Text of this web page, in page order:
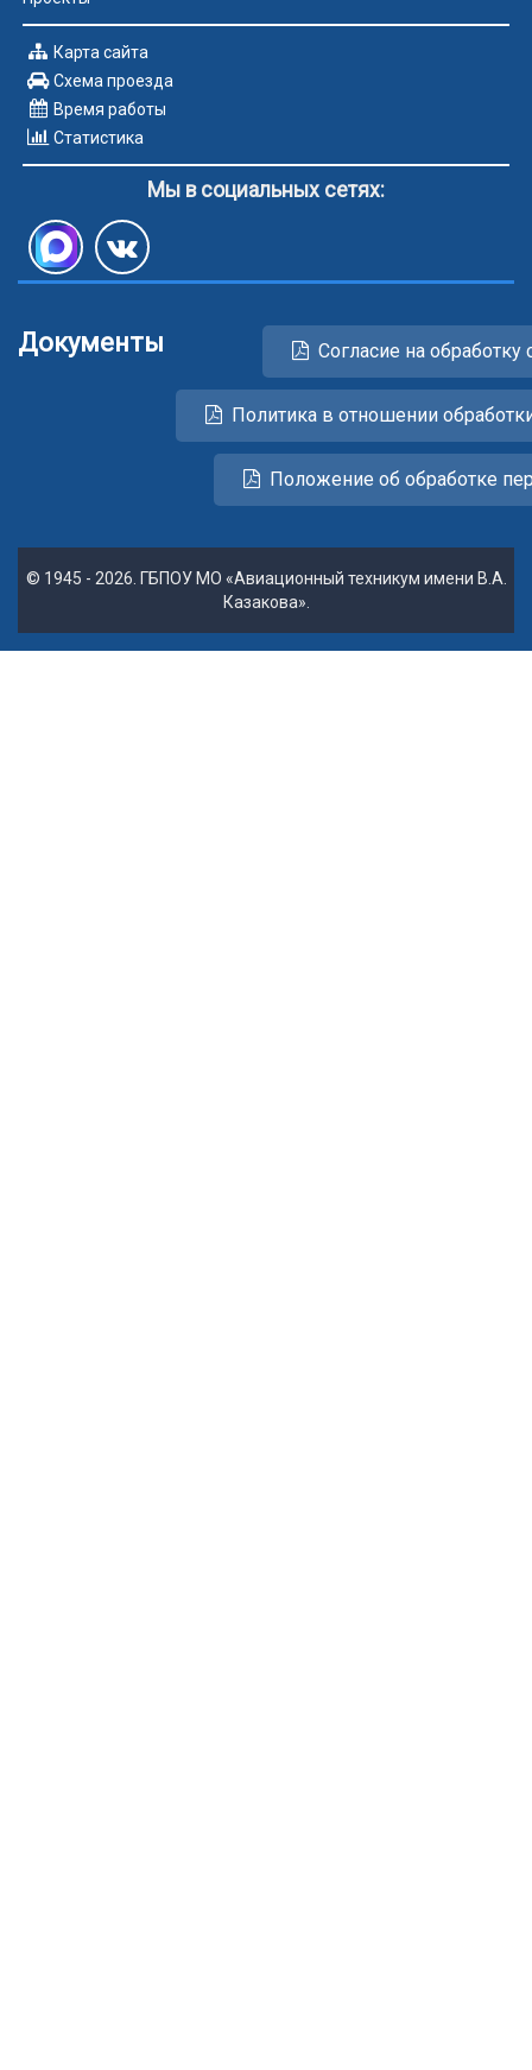
Карта сайта
Схема проезда
Время работы
Статистика
Мы в социальных сетях:
Документы Согласие на
Политика в отношении
Положение об обработке
© 1945 - 2026. ГБПОУ МО «Авиационный техникум имени В.А.
Казакова».